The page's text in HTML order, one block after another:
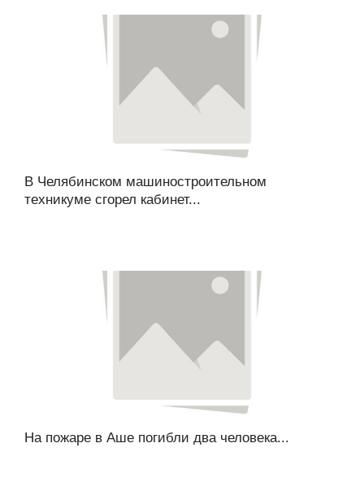
В Челябинском машиностроительном
техникуме сгорел кабинет...
На пожаре в Аше погибли два человека...